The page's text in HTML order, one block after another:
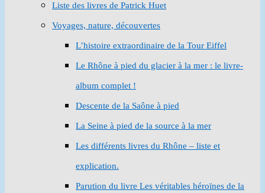
Liste des livres de Patrick Huet
Voyages, nature, découvertes
L’histoire extraordinaire de la Tour Eiffel
Le Rhône à pied du glacier à la mer : le livre-
album complet !
Descente de la Saône à pied
La Seine à pied de la source à la mer
Les différents livres du Rhône – liste et
explication.
Parution du livre Les véritables héroïnes de la